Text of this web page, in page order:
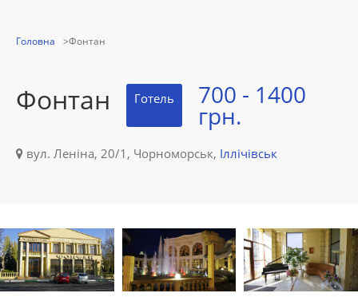
Головна Фонтан
Фонтан Готель 700 - 1400
грн.
вул. Леніна, 20/1, Чорноморськ, Іллічівськ